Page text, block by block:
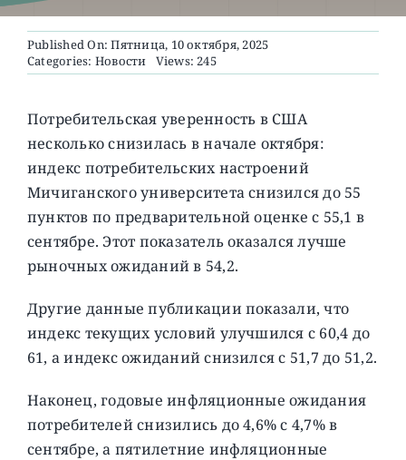
О ПРОЕКТЕ
Published On: Пятница, 10 октября, 2025
Categories: Новости Views: 245
Потребительская уверенность в США
несколько снизилась в начале октября:
индекс потребительских настроений
Мичиганского университета снизился до 55
пунктов по предварительной оценке с 55,1 в
сентябре. Этот показатель оказался лучше
рыночных ожиданий в 54,2.
Другие данные публикации показали, что
индекс текущих условий улучшился с 60,4 до
61, а индекс ожиданий снизился с 51,7 до 51,2.
Наконец, годовые инфляционные ожидания
потребителей снизились до 4,6% с 4,7% в
сентябре, а пятилетние инфляционные